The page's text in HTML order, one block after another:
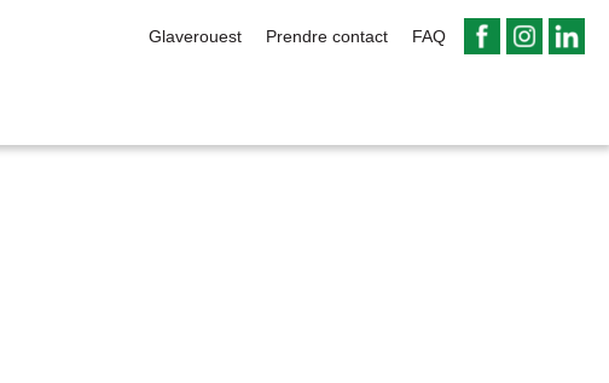
Glaverouest Prendre contact FAQ